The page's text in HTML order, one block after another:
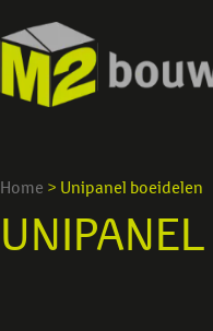
Home > Unipanel boeidelen